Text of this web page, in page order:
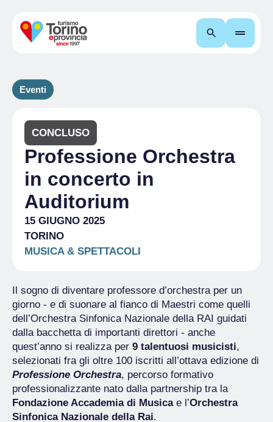
Cerca
Eventi
CONCLUSO
Professione Orchestra
in concerto in
Auditorium
15 GIUGNO 2025
TORINO
MUSICA & SPETTACOLI
Il sogno di diventare professore d’orchestra per un
giorno - e di suonare al fianco di Maestri come quelli
dell’Orchestra Sinfonica Nazionale della RAI guidati
dalla bacchetta di importanti direttori - anche
quest’anno si realizza per 9 talentuosi musicisti,
selezionati fra gli oltre 100 iscritti all’ottava edizione di
Professione Orchestra, percorso formativo
professionalizzante nato dalla partnership tra la
Fondazione Accademia di Musicae l’Orchestra
Sinfonica Nazionale della Rai.